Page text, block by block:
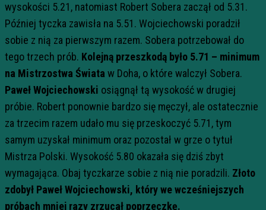
wysokości 5.21, natomiast Robert Sobera zaczął od 5.31.
Później tyczka zawisła na 5.51. Wojciechowski poradził
sobie z nią za pierwszym razem. Sobera potrzebował do
tego trzech prób. Kolejną przeszkodą było 5.71 – minimum
na Mistrzostwa Świata w Doha, o które walczył Sobera.
Paweł Wojciechowski osiągnął tą wysokość w drugiej
próbie. Robert ponownie bardzo się męczył, ale ostatecznie
za trzecim razem udało mu się przeskoczyć 5.71, tym
samym uzyskał minimum oraz pozostał w grze o tytuł
Mistrza Polski. Wysokość 5.80 okazała się dziś zbyt
wymagająca. Obaj tyczkarze sobie z nią nie poradzili. Złoto
zdobył Paweł Wojciechowski, który we wcześniejszych
próbach mniej razy zrzucał poprzeczkę.